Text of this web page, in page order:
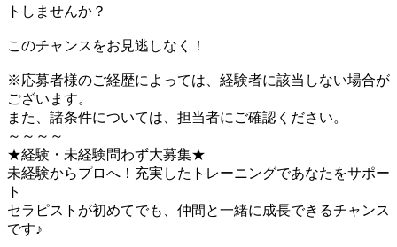
トしませんか？
このチャンスをお見逃しなく！
※応募者様のご経歴によっては、経験者に該当しない場合が
ございます。
また、諸条件については、担当者にご確認ください。
～～～～
★経験・未経験問わず大募集★
未経験からプロへ！充実したトレーニングであなたをサポー
ト
セラピストが初めてでも、仲間と一緒に成長できるチャンス
です♪